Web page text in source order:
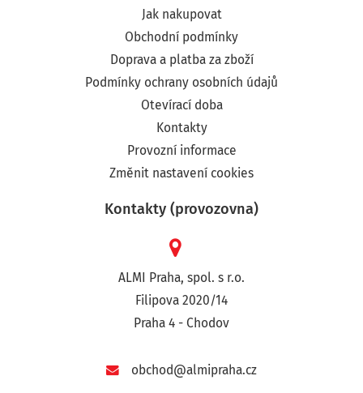
Jak nakupovat
Obchodní podmínky
Doprava a platba za zboží
Podmínky ochrany osobních údajů
Otevírací doba
Kontakty
Provozní informace
Změnit nastavení cookies
Kontakty (provozovna)
ALMI Praha, spol. s r.o.
Filipova 2020/14
Praha 4 - Chodov
obchod@almipraha.cz